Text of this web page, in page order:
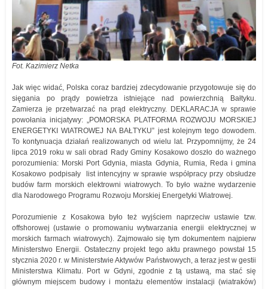
Fot. Kazimierz Netka
Jak więc widać, Polska coraz bardziej zdecydowanie przygotowuje się do
sięgania po prądy powietrza istniejące nad powierzchnią Bałtyku.
Zamierza je przetwarzać na prąd elektryczny. DEKLARACJA w sprawie
powołania inicjatywy: „POMORSKA PLATFORMA ROZWOJU MORSKIEJ
ENERGETYKI WIATROWEJ NA BAŁTYKU” jest kolejnym tego dowodem.
To kontynuacja działań realizowanych od wielu lat. Przypomnijmy, że 24
lipca 2019 roku w sali obrad Rady Gminy Kosakowo doszło do ważnego
porozumienia: Morski Port Gdynia, miasta Gdynia, Rumia, Reda i gmina
Kosakowo podpisały list intencyjny w sprawie współpracy przy obsłudze
budów farm morskich elektrowni wiatrowych. To było ważne wydarzenie
dla Narodowego Programu Rozwoju Morskiej Energetyki Wiatrowej.
Porozumienie z Kosakowa było też wyjściem naprzeciw ustawie tzw.
offshorowej (ustawie o promowaniu wytwarzania energii elektrycznej w
morskich farmach wiatrowych). Zajmowało się tym dokumentem najpierw
Ministerstwo Energii. Ostateczny projekt tego aktu prawnego powstał 15
stycznia 2020 r. w Ministerstwie Aktywów Państwowych, a teraz jest w gestii
Ministerstwa Klimatu. Port w Gdyni, zgodnie z tą ustawą, ma stać się
głównym miejscem budowy i montażu elementów instalacji (wiatraków)